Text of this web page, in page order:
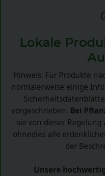
Lokale
Hinweis: Für Produkte
normalerweise einige
vorgeschrieben. Bei
sie von dieser
ohnedies alle
der
Unsere